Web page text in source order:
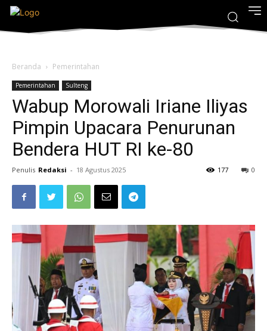
Beranda Pemerintahan
Pemerintahan Sulteng
Wabup Morowali Iriane Iliyas
Pimpin Upacara Penurunan
Bendera HUT RI ke-80
Penulis Redaksi - 18 Agustus 2025 0
177